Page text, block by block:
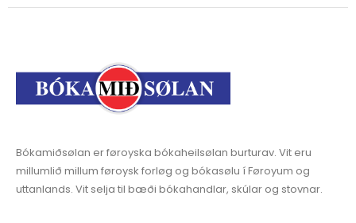
Bókamiðsølan er føroyska bókaheilsølan burturav. Vit eru
millumlið millum føroysk forløg og bókasølu í Føroyum og
uttanlands. Vit selja til bæði bókahandlar, skúlar og stovnar.